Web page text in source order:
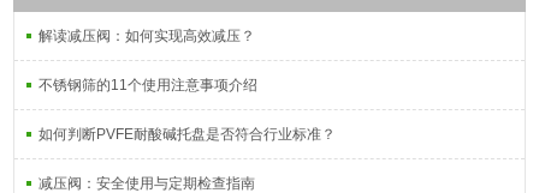
解读减压阀：如何实现高效减压？
不锈钢筛的11个使用注意事项介绍
如何判断PVFE耐酸碱托盘是否符合行业标准？
减压阀：安全使用与定期检查指南